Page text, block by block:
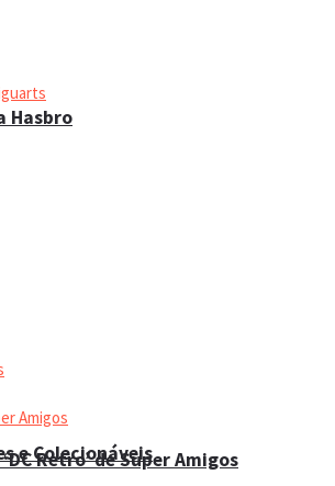
Hasbro
e Colecionáveis
Retro’ de Super Amigos